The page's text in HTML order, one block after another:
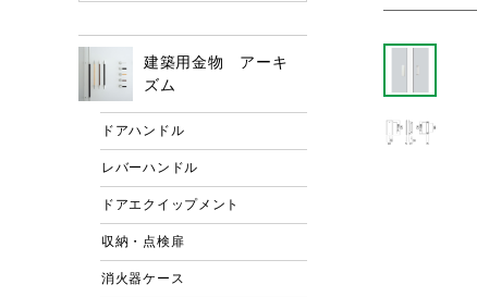
建築用金物 アーキ
ズム
ドアハンドル
レバーハンドル
ドアエクイップメント
収納・点検扉
消火器ケース